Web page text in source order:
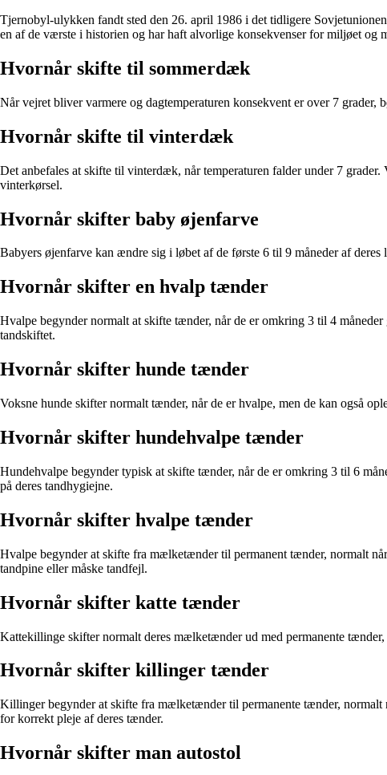
Tjernobyl-ulykken fandt sted den 26. april 1986 i det tidligere
en af de værste i historien og har haft alvorlige konsekvenser for miljøet og
Hvornår skifte til sommerdæk
Når vejret bliver varmere og dagtemperaturen konsekvent er over 7
Hvornår skifte til vinterdæk
Det anbefales at skifte til vinterdæk, når temperaturen falder under 7
vinterkørsel.
Hvornår skifter baby øjenfarve
Babyers øjenfarve kan ændre sig i løbet af de første 6 til 9 måneder af
Hvornår skifter en hvalp tænder
Hvalpe begynder normalt at skifte tænder, når de er omkring 3 til 4
tandskiftet.
Hvornår skifter hunde tænder
Voksne hunde skifter normalt tænder, når de er hvalpe, men de kan også
Hvornår skifter hundehvalpe tænder
Hundehvalpe begynder typisk at skifte tænder, når de er omkring 3 til 6
på deres tandhygiejne.
Hvornår skifter hvalpe tænder
Hvalpe begynder at skifte fra mælketænder til permanent tænder, normalt
tandpine eller måske tandfejl.
Hvornår skifter katte tænder
Kattekillinge skifter normalt deres mælketænder ud med permanente
Hvornår skifter killinger tænder
Killinger begynder at skifte fra mælketænder til permanente tænder, normalt
for korrekt pleje af deres tænder.
Hvornår skifter man autostol